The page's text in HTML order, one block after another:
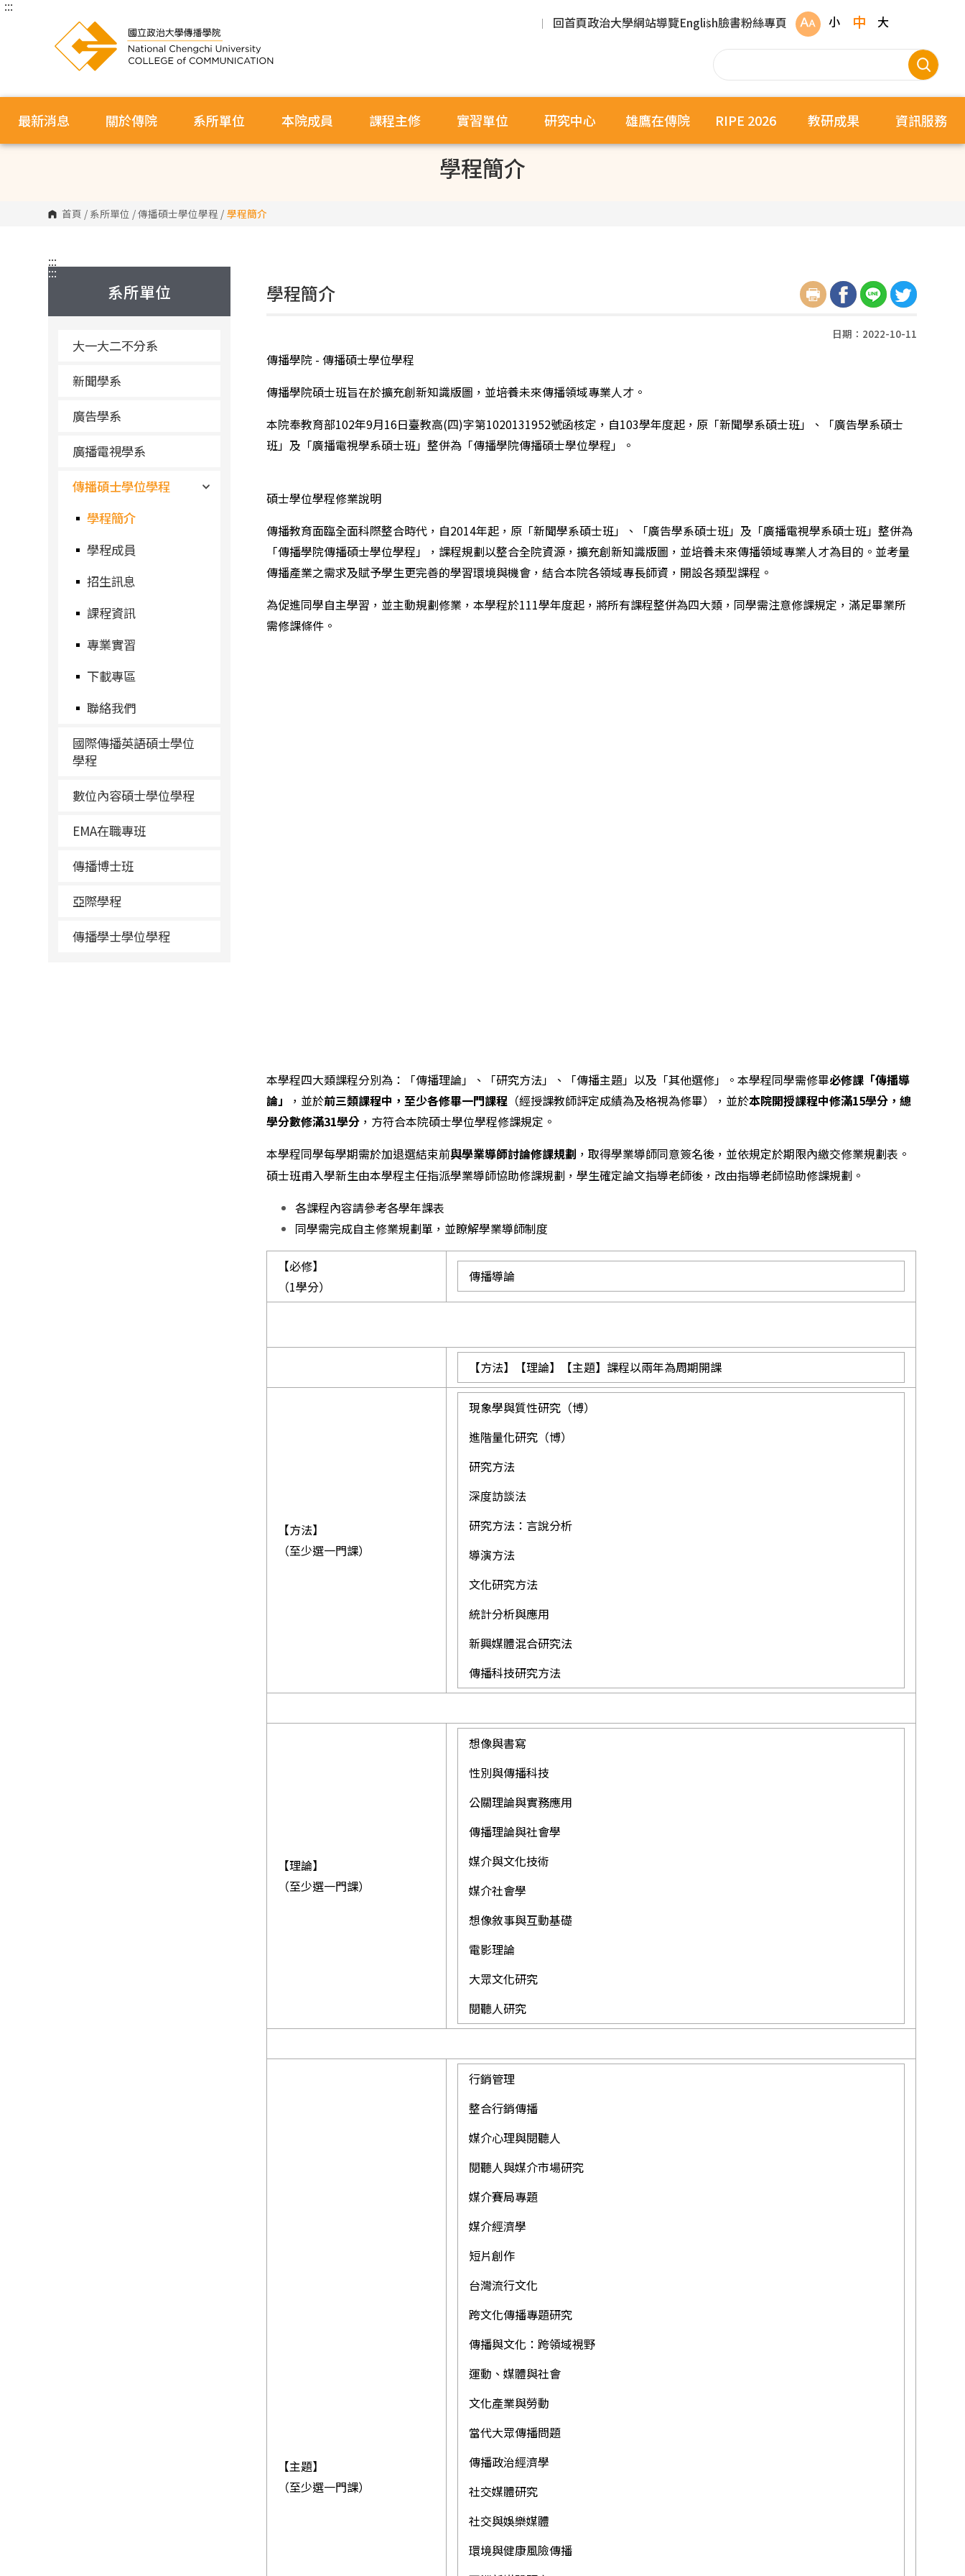
跳
:::
回首頁政治大學網站導覽English臉書粉絲專頁 小 中 大
最新消息 關於傳院 系所單位 本院成員 課程主修 實習單位 研究中心 雄鷹在傳院 RIPE 2026 教研成果 資訊服務
學程簡介
首頁 / 系所單位 /傳播碩士學位學程 / 學程簡介
:::
系所單位
大一大二不分系
新聞學系
廣告學系
廣播電視學系
傳播碩士學位學程
學程簡介
學程成員
招生訊息
課程資訊
專業實習
下載專區
聯絡我們
國際傳播英語碩士學位
學程
數位內容碩士學位學程
EMA在職專班
傳播博士班
亞際學程
傳播學士學位學程
:::
學程簡介
日期：2022-10-11
傳播學院 - 傳播碩士學位學程
傳播學院碩士班旨在於擴充創新知識版圖，並培養未來傳播領域專業人才。
本院奉教育部102年9月16日臺教高(四)字第1020131952號函核定，自103學年度起，原「新聞學系碩士班」、「廣告學系碩士
班」及「廣播電視學系碩士班」整併為「傳播學院傳播碩士學位學程」。
碩士學位學程修業說明
傳播教育面臨全面科際整合時代，自2014年起，原「新聞學系碩士班」、「廣告學系碩士班」及「廣播電視學系碩士班」整併為
「傳播學院傳播碩士學位學程」，課程規劃以整合全院資源，擴充創新知識版圖，並培養未來傳播領域專業人才為目的。並考量
傳播產業之需求及賦予學生更完善的學習環境與機會，結合本院各領域專長師資，開設各類型課程。
為促進同學自主學習，並主動規劃修業，本學程於111學年度起，將所有課程整併為四大類，同學需注意修課規定，滿足畢業所
需修課條件。
本學程四大類課程分別為：「傳播理論」、「研究方法」、「傳播主題」以及「其他選修」。本學程同學需修畢必修課「傳播導
論」
，並於前三類課程中，至少各修畢一門課程 （經授課教師評定成績為及格視為修畢），並於本院開授課程中修滿15學分，總
學分數修滿31學分 ，方符合本院碩士學位學程修課規定。
本學程同學每學期需於加退選結束前與學業導師討論修課規劃 ，取得學業導師同意簽名後，並依規定於期限內繳交修業規劃表。
碩士班甫入學新生由本學程主任指派學業導師協助修課規劃，學生確定論文指導老師後，改由指導老師協助修課規劃。
各課程內容請參考各學年課表
同學需完成自主修業規劃單，並瞭解學業導師制度
【必修】
（1學分）
傳播導論
【方法】【理論】【主題】課程以兩年為周期開課
【方法】
（至少選一門課）
現象學與質性研究（博）
進階量化研究（博）
研究方法
深度訪談法
研究方法：言說分析
導演方法
文化研究方法
統計分析與應用
新興媒體混合研究法
傳播科技研究方法
【理論】
（至少選一門課）
想像與書寫
性別與傳播科技
公關理論與實務應用
傳播理論與社會學
媒介與文化技術
媒介社會學
想像敘事與互動基礎
電影理論
大眾文化研究
閱聽人研究
【主題】
（至少選一門課）
行銷管理
整合行銷傳播
媒介心理與閱聽人
閱聽人與媒介市場研究
媒介賽局專題
媒介經濟學
短片創作
台灣流行文化
跨文化傳播專題研究
傳播與文化：跨領域視野
運動、媒體與社會
文化產業與勞動
當代大眾傳播問題
傳播政治經濟學
社交媒體研究
社交與娛樂媒體
環境與健康風險傳播